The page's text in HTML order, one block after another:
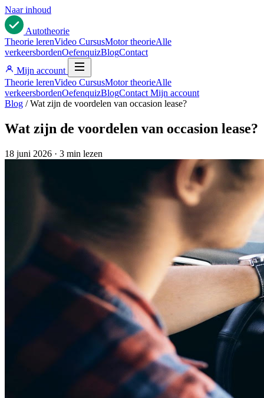
Naar inhoud
Autotheorie
Theorie lerenVideo CursusMotor theorieAlle
verkeersbordenOefenquizBlogContact
Mijn account
Theorie lerenVideo CursusMotor theorieAlle
verkeersbordenOefenquizBlogContact Mijn account
Blog / Wat zijn de voordelen van occasion lease?
Wat zijn de voordelen van occasion lease?
18 juni 2026 · 3 min lezen